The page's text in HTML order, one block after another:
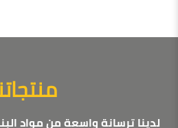
لدينا ترسانة واسعة من مواد